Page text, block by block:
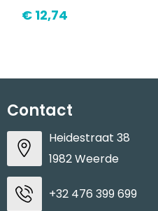
€ 12,74
Contact
Heidestraat 38
1982 Weerde
+32 476 399 699